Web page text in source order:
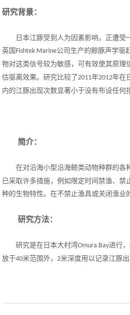
研究背景：
日本江豚受到人为因素影响，正遭
英国 Fishtek Marine公司生产的鲸豚声学驱
物对这类信号较为敏感，可有效使其原理
估驱离效果。研究比较了2011年2012年在
内的江豚出现次数显著小于没有布设任何
简介：
在对沿海小型沿海鲸类动物种群的各
已采取许多措施，例如限定时间禁渔、
种的生物特性。在不禁止渔具或关闭渔业
研究方法：
研究是在日本大村湾Omura Bay进行，
放于40米范围外， 2米深度用以记录江豚出